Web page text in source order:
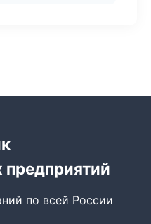
предприятий
по всей России